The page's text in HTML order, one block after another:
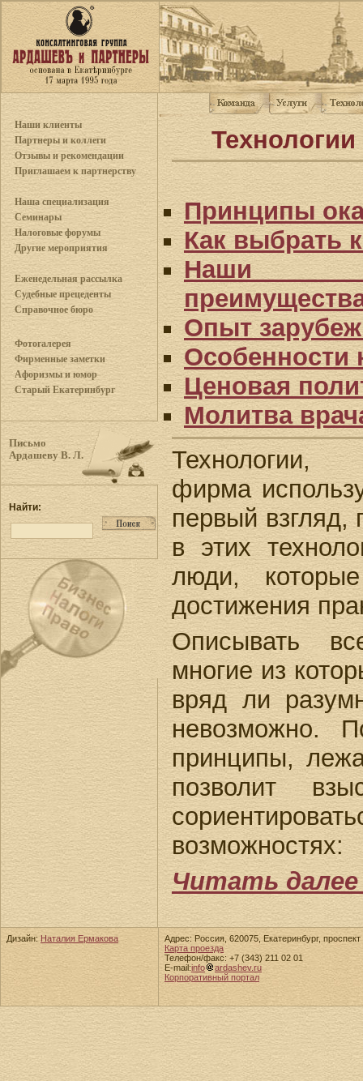
Наши клиенты
Партнеры и коллеги
Отзывы и рекомендации
Приглашаем к партнерству
Наша специализация
Семинары
Налоговые форумы
Другие мероприятия
Еженедельная рассылка
Судебные прецеденты
Справочное бюро
Фотогалерея
Фирменные заметки
Афоризмы и юмор
Старый Екатеринбург
Письмо
Ардашеву В. Л.
Найти:
Технологии
Принципы
Как выбрать
Наши
Опыт
Особенности
Ценовая
Молитва
фирма
первый
в этих
люди,
достижения
Описывать
многие из
вряд ли
невозможно.
принципы,
позволит
возможностях:
Читать далее
Дизайн: Наталия Ермакова
Адрес: Россия, 620075, Екатеринбург,
Карта проезда
Телефон/факс: +7 (343) 211 02 01
E-mail:info
ardashev.ru
Корпоративный портал